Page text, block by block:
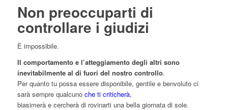
Non preoccuparti di
controllare i giudizi
È impossibile.
Il comportamento e l’atteggiamento degli altri sono
inevitabilmente al di fuori del nostro controllo.
Per quanto tu possa essere disponibile, gentile e benvoluto ci
sarà sempre qualcuno che ti criticherà,
biasimerà e cercherà di rovinarti una bella giornata di sole.